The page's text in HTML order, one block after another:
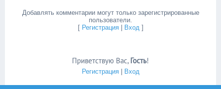
Добавлять комментарии могут только зарегистрированные
пользователи.
[ Регистрация| Вход]
Приветствую Вас, Гость!
Регистрация| Вход